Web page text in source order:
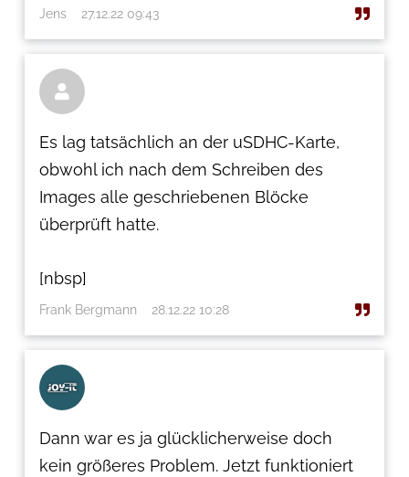
Jens 27.12.22 09:43

Es lag tatsächlich an der uSDHC-Karte,
obwohl ich nach dem Schreiben des
Images alle geschriebenen Blöcke
überprüft hatte.
[nbsp]
Frank Bergmann 28.12.22 10:28
Dann war es ja glücklicherweise doch
kein größeres Problem. Jetzt funktioniert